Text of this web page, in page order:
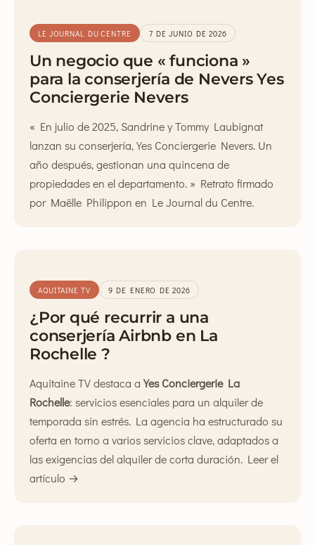
LE JOURNAL DU CENTRE 7 DE JUNIO DE 2026
Un negocio que « funciona »
para la conserjería de Nevers Yes
Conciergerie Nevers
« En julio de 2025, Sandrine y Tommy Laubignat
lanzan su conserjería, Yes Conciergerie Nevers. Un
año después, gestionan una quincena de
propiedades en el departamento. » Retrato firmado
por Maëlle Philippon en Le Journal du Centre.
AQUITAINE TV 9 DE ENERO DE 2026
¿Por qué recurrir a una
conserjería Airbnb en La
Rochelle ?
Aquitaine TV destaca aYes Conciergerie La
Rochelle: servicios esenciales para un alquiler de
temporada sin estrés. La agencia ha estructurado su
oferta en torno a varios servicios clave, adaptados a
las exigencias del alquiler de corta duración. Leer el
artículo →